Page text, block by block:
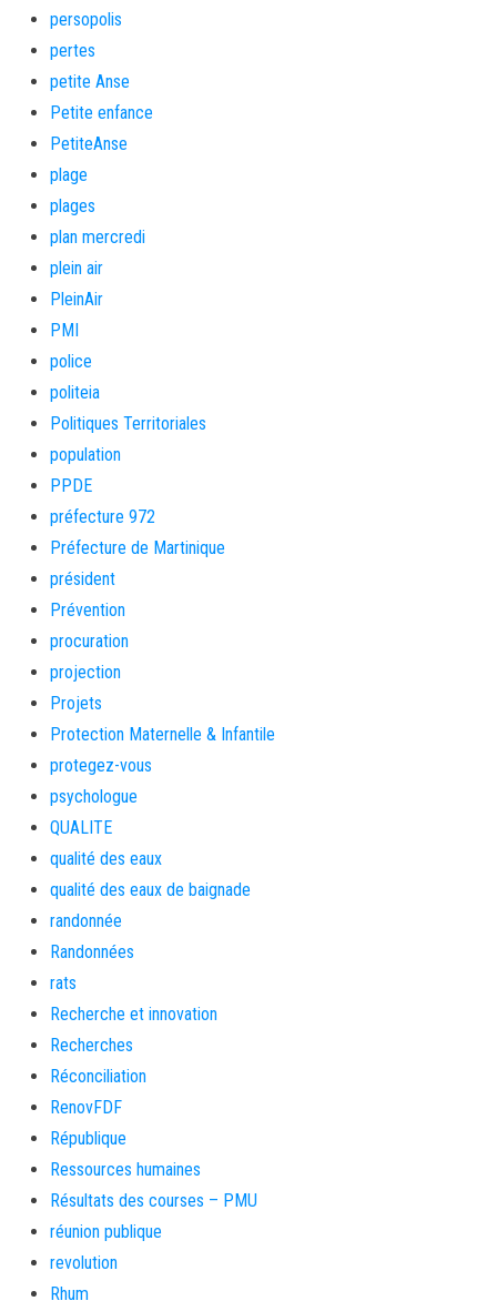
persopolis
pertes
petite Anse
Petite enfance
PetiteAnse
plage
plages
plan mercredi
plein air
PleinAir
PMI
police
politeia
Politiques Territoriales
population
PPDE
préfecture 972
Préfecture de Martinique
président
Prévention
procuration
projection
Projets
Protection Maternelle & Infantile
protegez-vous
psychologue
QUALITE
qualité des eaux
qualité des eaux de baignade
randonnée
Randonnées
rats
Recherche et innovation
Recherches
Réconciliation
RenovFDF
République
Ressources humaines
Résultats des courses – PMU
réunion publique
revolution
Rhum